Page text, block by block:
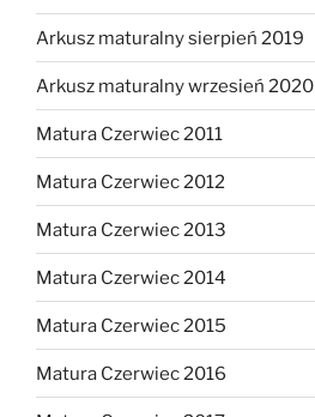
Arkusz maturalny sierpień 2019
Arkusz maturalny wrzesień 2020
Matura Czerwiec 2011
Matura Czerwiec 2012
Matura Czerwiec 2013
Matura Czerwiec 2014
Matura Czerwiec 2015
Matura Czerwiec 2016